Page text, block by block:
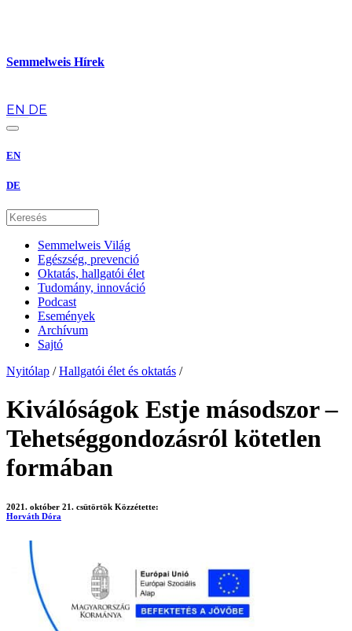
Semmelweis Hírek
EN DE
EN
DE
Semmelweis Világ
Egészség, prevenció
Oktatás, hallgatói élet
Tudomány, innováció
Podcast
Események
Archívum
Sajtó
Nyitólap / Hallgatói élet és oktatás /
Kiválóságok Estje másodszor –
Tehetséggondozásról kötetlen
formában
2021. október 21. csütörtök Közzétette:
Horváth Dóra